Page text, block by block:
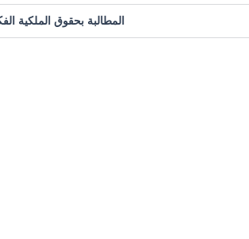
المطالبة بحقوق الملكية